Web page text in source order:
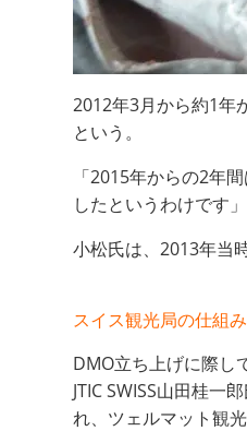
2012年3月から約1年
という。
「2015年からの2年
したというわけです
小松氏は、2013年当
スイス観光局の仕組み
DMO立ち上げに際し
JTIC SWISS山田桂
れ、ツェルマット観